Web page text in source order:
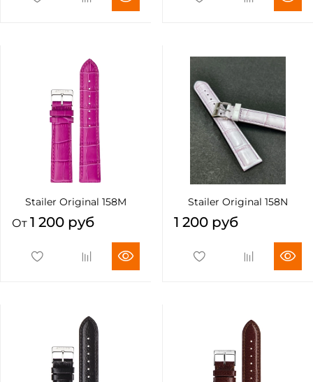
Stailer Original 158M
От 1 200 руб
Stailer Original 158N
1 200 руб